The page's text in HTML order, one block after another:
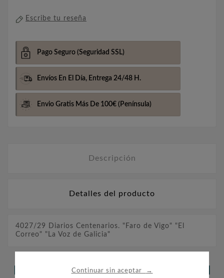
Continuar sin aceptar →
Escribe tu reseña
Pago Seguro (Seguridad SSL)
Envíos En El Día, Entrega 24/48 H.
Envio Gratis Más De 100€ (Península)
Descripción
Detalles del producto
4027/29 Diarios Centenarios. "Faro de Vigo" "El
Correo" "La Voz de Galicia"
LOS CLIENTES QUE ADQUIRIERON